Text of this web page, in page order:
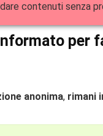
contenuti senza
per
anonima, rimani